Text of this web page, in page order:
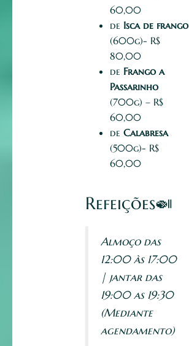
60,00
de Isca de frango
(600g)- R$
80,00
de Frango a
Passarinho
(700g) – R$
60,00
de Calabresa
(500g)- R$
60,00
Refeições🍛
Almoço das
12:00 às 17:00
| jantar das
19:00 as 19:30
(Mediante
agendamento)